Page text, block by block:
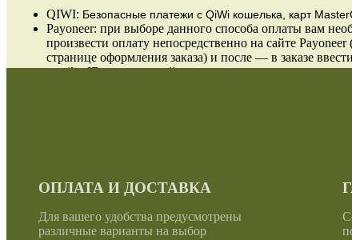
QIWI: Безопасные платежи с QiWi кошелька, карт
Payoneer: при выборе данного способа оплаты вам
произвести оплату непосредственно на сайте Payoneer
странице оформления заказа) и после — в заказе
email и ID проведенной оплаты.
ОПЛАТА И ДОСТАВКА
Для вашего удобства предусмотрены
различные варианты на выбор